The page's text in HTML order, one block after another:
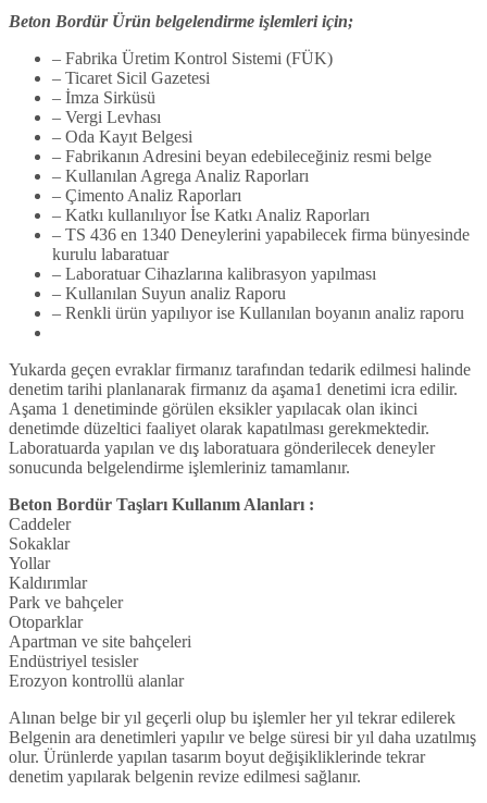
Beton Bordür Ürün belgelendirme işlemleri için;
– Fabrika Üretim Kontrol Sistemi (FÜK)
– Ticaret Sicil Gazetesi
– İmza Sirküsü
– Vergi Levhası
– Oda Kayıt Belgesi
– Fabrikanın Adresini beyan edebileceğiniz resmi belge
– Kullanılan Agrega Analiz Raporları
– Çimento Analiz Raporları
– Katkı kullanılıyor İse Katkı Analiz Raporları
– TS 436 en 1340 Deneylerini yapabilecek firma bünyesinde
kurulu labaratuar
– Laboratuar Cihazlarına kalibrasyon yapılması
– Kullanılan Suyun analiz Raporu
– Renkli ürün yapılıyor ise Kullanılan boyanın analiz raporu
Yukarda geçen evraklar firmanız tarafından tedarik edilmesi halinde
denetim tarihi planlanarak firmanız da aşama1 denetimi icra edilir.
Aşama 1 denetiminde görülen eksikler yapılacak olan ikinci
denetimde düzeltici faaliyet olarak kapatılması gerekmektedir.
Laboratuarda yapılan ve dış laboratuara gönderilecek deneyler
sonucunda belgelendirme işlemleriniz tamamlanır.
Beton Bordür Taşları Kullanım Alanları :
Caddeler
Sokaklar
Yollar
Kaldırımlar
Park ve bahçeler
Otoparklar
Apartman ve site bahçeleri
Endüstriyel tesisler
Erozyon kontrollü alanlar
Alınan belge bir yıl geçerli olup bu işlemler her yıl tekrar edilerek
Belgenin ara denetimleri yapılır ve belge süresi bir yıl daha uzatılmış
olur. Ürünlerde yapılan tasarım boyut değişikliklerinde tekrar
denetim yapılarak belgenin revize edilmesi sağlanır.